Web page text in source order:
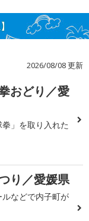
2026/08/08 更新
おどり／愛
」を取り入れた
り／愛媛県
などで内子町が